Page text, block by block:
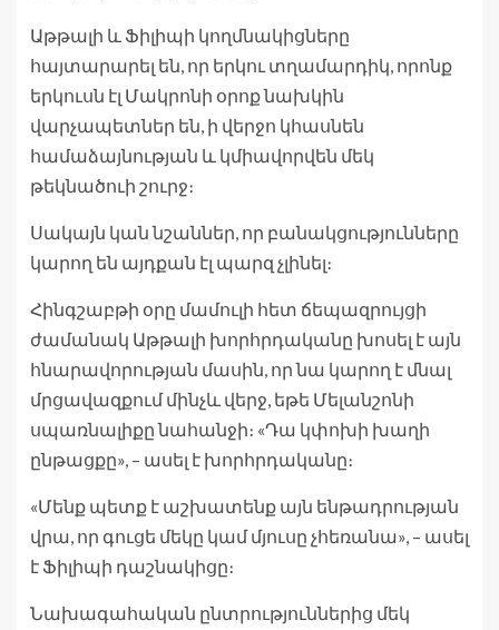
Աթթալի և Ֆիլիպի կողմնակիցները
հայտարարել են, որ երկու տղամարդիկ, որոնք
երկուսն էլ Մակրոնի օրոք նախկին
վարչապետներ են, ի վերջո կհասնեն
համաձայնության և կմիավորվեն մեկ
թեկնածուի շուրջ։
Սակայն կան նշաններ, որ բանակցությունները
կարող են այդքան էլ պարզ չլինել։
Հինգշաբթի օրը մամուլի հետ ճեպազրույցի
ժամանակ Աթթալի խորհրդականը խոսել է այն
հնարավորության մասին, որ նա կարող է մնալ
մրցավազքում մինչև վերջ, եթե Մելանշոնի
սպառնալիքը նահանջի։ «Դա կփոխի խաղի
ընթացքը», – ասել է խորհրդականը։
«Մենք պետք է աշխատենք այն ենթադրության
վրա, որ գուցե մեկը կամ մյուսը չհեռանա», – ասել
է Ֆիլիպի դաշնակիցը։
Նախագահական ընտրություններից մեկ